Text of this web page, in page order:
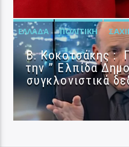
ΕΛΛΆΔΑ ΠΟΛΙΤΙΚΉ
Β. Κοκοτσάκης :
την ” Ελπίδα
συγκλονιστικά